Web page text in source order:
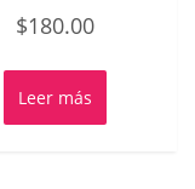
con
0
5
$180.00
Leer más